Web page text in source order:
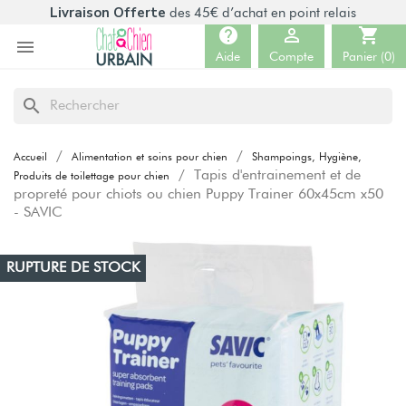
Livraison Offerte des 45€ d’achat en point relais

shopping_cart
Panier (0)
help
Aide

Compte
search
Accueil Alimentation et soins pour chien
Shampoings, Hygiène,
Produits de toilettage pour chien
Tapis d'entrainement et de
propreté pour chiots ou chien Puppy Trainer 60x45cm x50
- SAVIC
RUPTURE DE STOCK